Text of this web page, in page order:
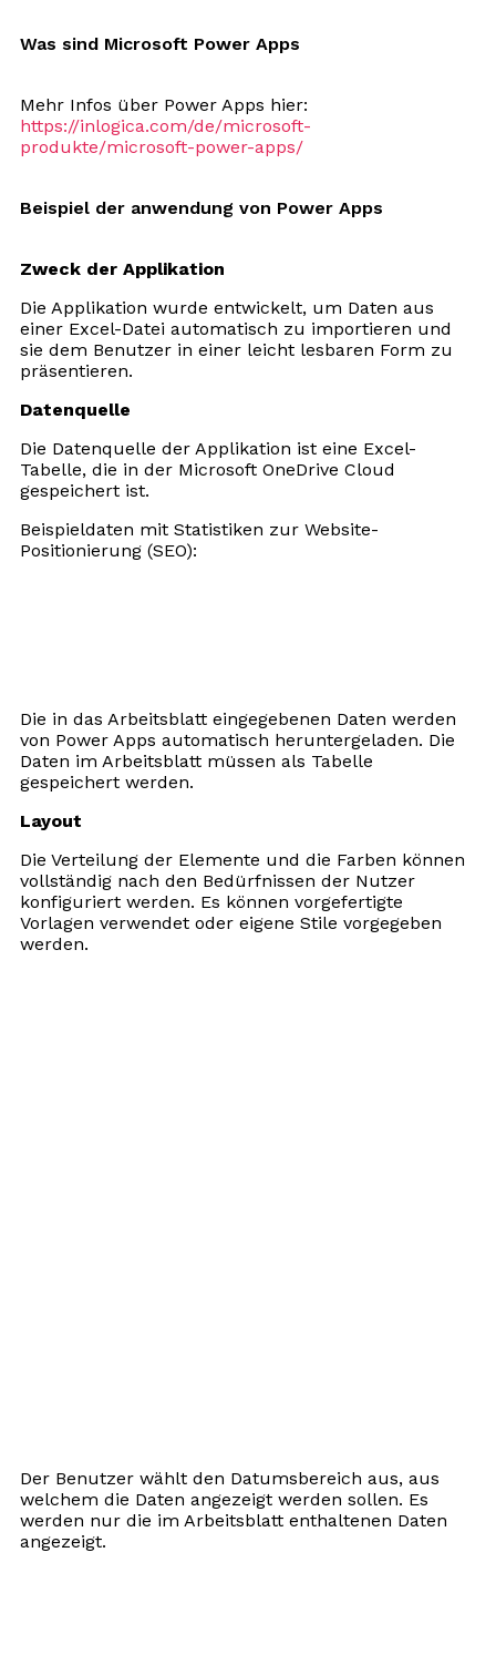
Was sind Microsoft Power Apps
Mehr Infos über Power Apps hier:
https://inlogica.com/de/microsoft-
produkte/microsoft-power-apps/
Beispiel der anwendung von Power Apps
Zweck der Applikation
Die Applikation wurde entwickelt, um Daten aus
einer Excel-Datei automatisch zu importieren und
sie dem Benutzer in einer leicht lesbaren Form zu
präsentieren.
Datenquelle
Die Datenquelle der Applikation ist eine Excel-
Tabelle, die in der Microsoft OneDrive Cloud
gespeichert ist.
Beispieldaten mit Statistiken zur Website-
Positionierung (SEO):
Die in das Arbeitsblatt eingegebenen Daten werden
von Power Apps automatisch heruntergeladen. Die
Daten im Arbeitsblatt müssen als Tabelle
gespeichert werden.
Layout
Die Verteilung der Elemente und die Farben können
vollständig nach den Bedürfnissen der Nutzer
konfiguriert werden. Es können vorgefertigte
Vorlagen verwendet oder eigene Stile vorgegeben
werden.
Der Benutzer wählt den Datumsbereich aus, aus
welchem die Daten angezeigt werden sollen. Es
werden nur die im Arbeitsblatt enthaltenen Daten
angezeigt.